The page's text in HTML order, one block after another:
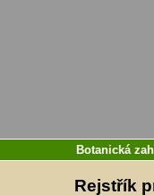
Botanická
Rejstřík